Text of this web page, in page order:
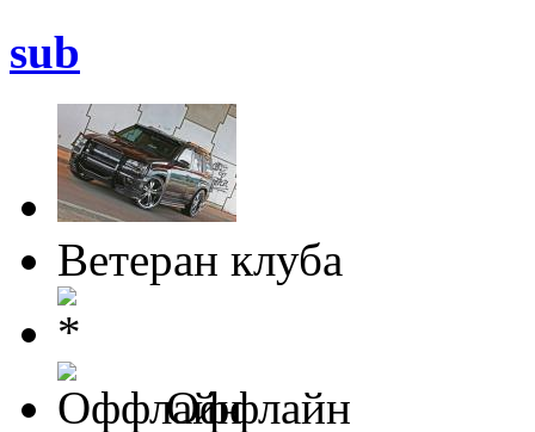
sub
Ветеран клуба
Оффлайн